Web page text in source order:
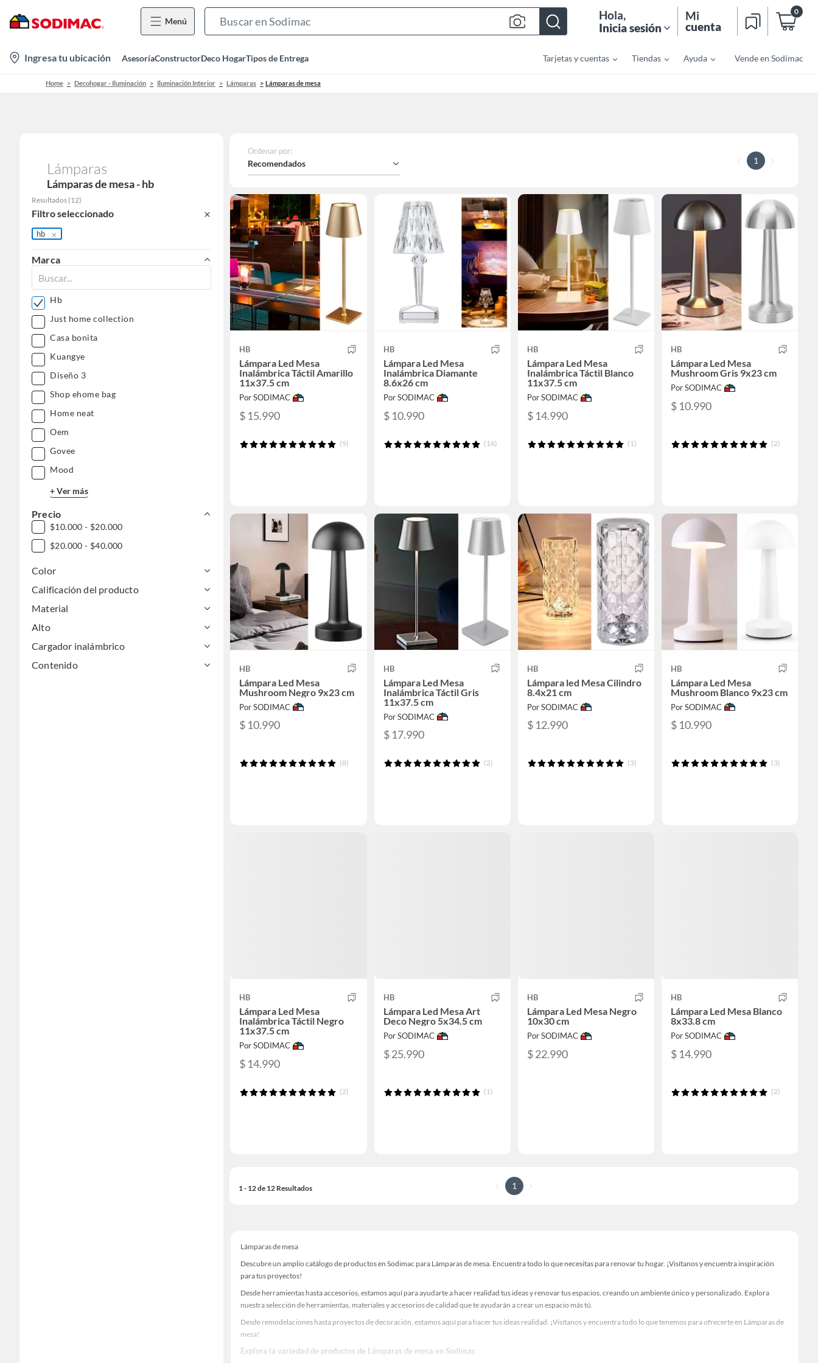
Menú
Bar
Hola,
Inicia sesión
Mi
cuenta
0
location-
icon
Ingresa tu ubicación AsesoríaConstructorDeco HogarTipos de Entrega Tarjetas y cuentas Tiendas Ayuda Vende en Sodimac
Home Decohogar - Iluminación Iluminación Interior Lámparas Lámparas de mesa
Lámparas
Lámparas de mesa - hb
Resultados (12)
Filtro seleccionado
hb
Marca
Hb
Just home collection
Casa bonita
Kuangye
Diseño 3
Shop ehome bag
Home neat
Oem
Govee
Mood
+ Ver más
Precio
$10.000 - $20.000
$20.000 - $40.000
Color
Calificación del producto
Material
Alto
Cargador inalámbrico
Contenido
Ordenar por:
Recomendados 1
HB
Lámpara Led Mesa
Inalámbrica Táctil Amarillo
11x37.5 cm
Por SODIMAC
$ 15.990
(9)
HB
Lámpara Led Mesa
Inalámbrica Diamante
8.6x26 cm
Por SODIMAC
$ 10.990
(16)
HB
Lámpara Led Mesa
Inalámbrica Táctil Blanco
11x37.5 cm
Por SODIMAC
$ 14.990
(1)
HB
Lámpara Led Mesa
Mushroom Gris 9x23 cm
Por SODIMAC
$ 10.990
(2)
HB
Lámpara Led Mesa
Mushroom Negro 9x23 cm
Por SODIMAC
$ 10.990
(8)
HB
Lámpara Led Mesa
Inalámbrica Táctil Gris
11x37.5 cm
Por SODIMAC
$ 17.990
(2)
HB
Lámpara led Mesa Cilindro
8.4x21 cm
Por SODIMAC
$ 12.990
(3)
HB
Lámpara Led Mesa
Mushroom Blanco 9x23 cm
Por SODIMAC
$ 10.990
(3)
HB
Lámpara Led Mesa
Inalámbrica Táctil Negro
11x37.5 cm
Por SODIMAC
$ 14.990
(2)
HB
Lámpara Led Mesa Art
Deco Negro 5x34.5 cm
Por SODIMAC
$ 25.990
(1)
HB
Lámpara Led Mesa Negro
10x30 cm
Por SODIMAC
$ 22.990
HB
Lámpara Led Mesa Blanco
8x33.8 cm
Por SODIMAC
$ 14.990
(2)
1 - 12 de 12 Resultados 1
Lámparas de mesa
Descubre un amplio catálogo de productos en Sodimac para Lámparas de mesa. Encuentra todo lo que necesitas para renovar tu hogar. ¡Visítanos y encuentra inspiración
para tus proyectos!
Desde herramientas hasta accesorios, estamos aquí para ayudarte a hacer realidad tus ideas y renovar tus espacios, creando un ambiente único y personalizado. Explora
nuestra selección de herramientas, materiales y accesorios de calidad que te ayudarán a crear un espacio más tú.
Desde remodelaciones hasta proyectos de decoración, estamos aquí para hacer tus ideas realidad. ¡Visítanos y encuentra todo lo que tenemos para ofrecerte en Lámparas de
mesa!
Explora la variedad de productos de Lámparas de mesa en Sodimac